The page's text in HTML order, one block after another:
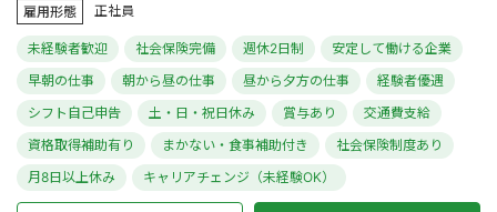
雇用形態
正社員
未経験者歓迎 社会保険完備 週休2日制
安定して働ける企業
早朝の仕事
朝から昼の仕事 昼から夕方の仕事
経験者優遇
シフト自己申告
土・日・祝日休み 賞与あり
交通費支給
資格取得補助有り
まかない・食事補助付き
社会保険制度あり
月8日以上休み
キャリアチェンジ（未経験OK）